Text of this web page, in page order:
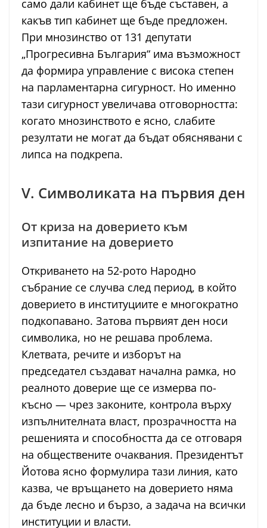
само дали кабинет ще бъде съставен, а
какъв тип кабинет ще бъде предложен.
При мнозинство от 131 депутати
„Прогресивна България“ има възможност
да формира управление с висока степен
на парламентарна сигурност. Но именно
тази сигурност увеличава отговорността:
когато мнозинството е ясно, слабите
резултати не могат да бъдат обяснявани с
липса на подкрепа.
V. Символиката на първия ден
От криза на доверието към
изпитание на доверието
Откриването на 52-рото Народно
събрание се случва след период, в който
доверието в институциите е многократно
подкопавано. Затова първият ден носи
символика, но не решава проблема.
Клетвата, речите и изборът на
председател създават начална рамка, но
реалното доверие ще се измерва по-
късно — чрез законите, контрола върху
изпълнителната власт, прозрачността на
решенията и способността да се отговаря
на обществените очаквания. Президентът
Йотова ясно формулира тази линия, като
казва, че връщането на доверието няма
да бъде лесно и бързо, а задача на всички
институции и власти.